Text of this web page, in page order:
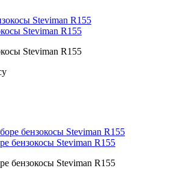
Steviman R155
Steviman R155
бензокосы Steviman R155
бензокосы Steviman R155